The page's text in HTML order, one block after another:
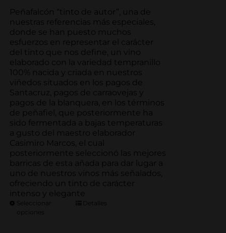
precios:
desde
hasta
333.50€
Peñafalcón “tinto de autor”, una de
nuestras referencias más especiales,
donde se han puesto muchos
esfuerzos en representar el carácter
del tinto que nos define, un vino
elaborado con la variedad tempranillo
100% nacida y criada en nuestros
viñedos situados en los pagos de
Santacruz, pagos de carraovejas y
pagos de la blanquera, en los términos
de peñafiel, que posteriormente ha
sido fermentada a bajas temperaturas
a gusto del maestro elaborador
Casimiro Marcos, el cual
posteriormente seleccionó las mejores
barricas de esta añada para dar lugar a
uno de nuestros vinos más señalados,
ofreciendo un tinto de carácter
intenso y elegante
Seleccionar
opciones
Detalles